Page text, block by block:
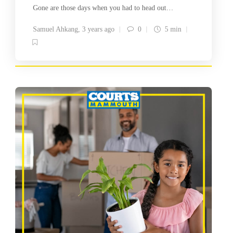
Gone are those days when you had to head out…
Samuel Ahkang, 3 years ago 0 5 min